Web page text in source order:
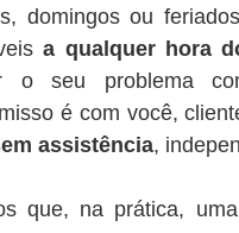
domingos ou
a qualquer hora
o seu problema
é com você,
assistência,
que, na prática,